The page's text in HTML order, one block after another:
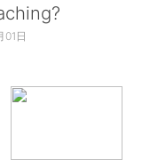
01日